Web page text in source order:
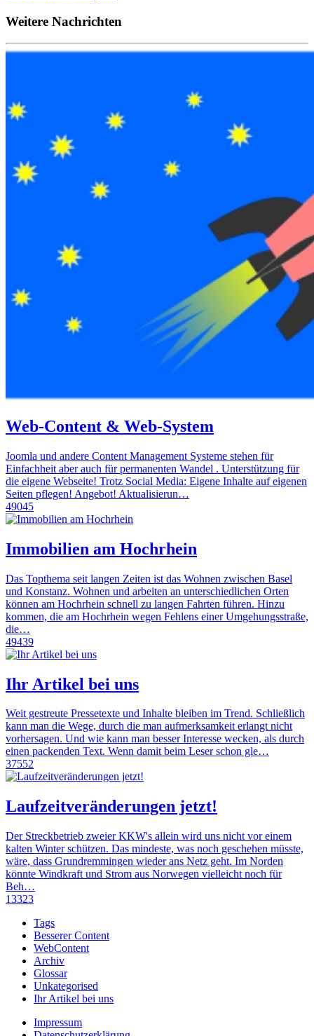
Weitere Nachrichten
Web-Content & Web-System
Joomla und andere Content Management Systeme stehen für
Einfachheit aber auch für permanenten Wandel . Unterstützung für
die eigene Webseite! Trotz Social Media: Eigene Inhalte auf eigenen
Seiten pflegen! Angebot! Aktualisierun…
49045
Immobilien am Hochrhein
Das Topthema seit langen Zeiten ist das Wohnen zwischen Basel
und Konstanz. Wohnen und arbeiten an unterschiedlichen Orten
können am Hochrhein schnell zu langen Fahrten führen. Hinzu
kommen, die am Hochrhein wegen Fehlens einer Umgehungsstraße,
die…
49439
Ihr Artikel bei uns
Weit gestreute Pressetexte und Inhalte bleiben im Trend. Schließlich
kann man die Wege, durch die man aufmerksamkeit erlangt nicht
vorhersagen. Und wie kann man besser Interesse wecken, als durch
einen packenden Text. Wenn damit beim Leser schon gle…
37552
Laufzeitveränderungen jetzt!
Der Streckbetrieb zweier KKW's allein wird uns nicht vor einem
kalten Winter schützen. Das mindeste, was noch geschehen müsste,
wäre, dass Grundremmingen wieder ans Netz geht. Im Norden
könnte Windkraft und Strom aus Norwegen vielleicht noch für
Beh…
13323
Tags
Besserer Content
WebContent
Archiv
Glossar
Unkategorised
Ihr Artikel bei uns
Impressum